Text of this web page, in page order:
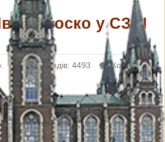
Боско у СЗШ
Переглядів: 4493
Коментарі: